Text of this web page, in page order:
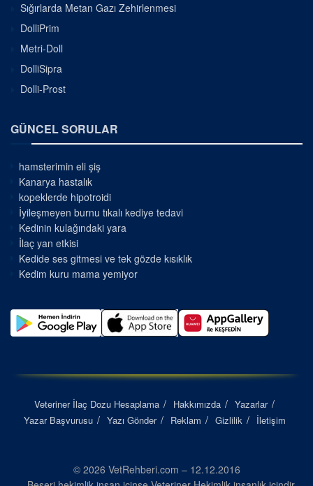
Sığırlarda Metan Gazı Zehirlenmesi
DolliPrim
Metri-Doll
DolliSipra
Dolli-Prost
GÜNCEL SORULAR
hamsterimin eli şiş
Kanarya hastalık
kopeklerde hipotroidi
İyileşmeyen burnu tıkalı kediye tedavi
Kedinin kulağındaki yara
İlaç yan etkisi
Kedide ses gitmesi ve tek gözde kısıklık
Kedim kuru mama yemiyor
Veteriner İlaç Dozu Hesaplama Hakkımızda
Yazarlar
Yazar Başvurusu
Yazı Gönder Reklam Gizlilik İletişim
© 2026 VetRehberi.com – 12.12.2016